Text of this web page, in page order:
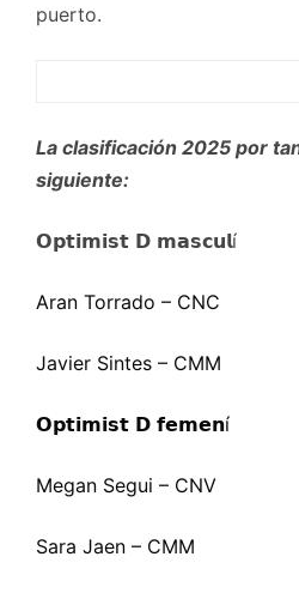
puerto.
La clasificación 2025 por
siguiente:
𝗢𝗽𝘁𝗶𝗺𝗶𝘀𝘁 𝗗 𝗺𝗮𝘀𝗰𝘂𝗹í
Aran Torrado – CNC
Javier Sintes – CMM
𝗢𝗽𝘁𝗶𝗺𝗶𝘀𝘁 𝗗 𝗳𝗲𝗺𝗲𝗻í
Megan Segui – CNV
Sara Jaen – CMM